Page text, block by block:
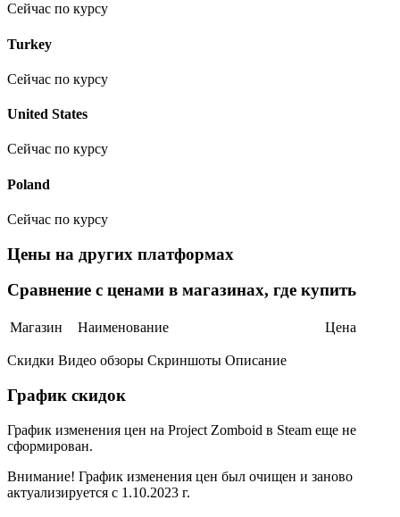
Сейчас по курсу
Turkey
Сейчас по курсу
United States
Сейчас по курсу
Poland
Сейчас по курсу
Цены на других платформах
Сравнение с ценами в магазинах, где купить
Магазин Наименование Цена
Скидки Видео обзоры Скриншоты Описание
График скидок
График изменения цен на Project Zomboid в Steam еще не
сформирован.
Внимание! График изменения цен был очищен и заново
актуализируется с 1.10.2023 г.